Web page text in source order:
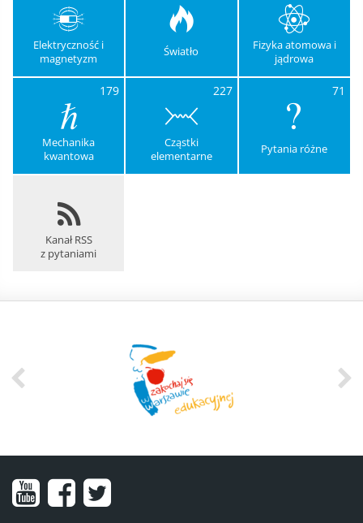
Elektryczność i
magnetyzm
Światło
Fizyka atomowa i
jądrowa
179
Mechanika
kwantowa
227
Cząstki
elementarne
71
Pytania różne
Kanał RSS
z pytaniami
Nasz
NaszNasze